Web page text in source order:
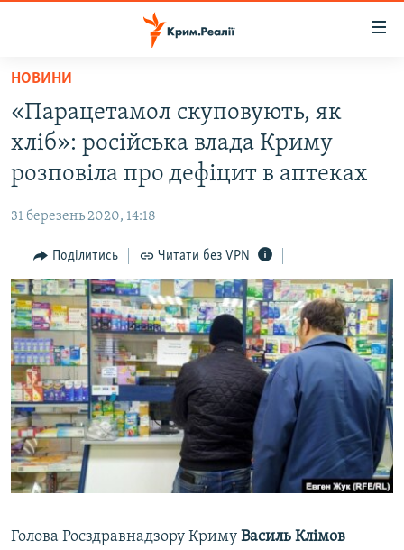
Перейти
основного
матеріалу
до
основної
навігації
Перейти
до
пошуку
ВОДА.КРИМ
ВІДЕО ТА ФОТО
БЛОГИ
ПОГЛЯД
ІНТЕРВ'Ю
ВСЕ ЗА ДЕНЬ
СПЕЦПРОЕКТИ
ДЕПОРТАЦІЯ
ВІДЕОУРОКИ «ELIFBE»
СВІДЧЕННЯ ОКУПАЦІЇ
УКРАЇНСЬКА ПРОБЛЕМА КРИМУ
ЯК ОБІЙТИ БЛОКУВАННЯ
Русский
Qırımtatar
НОВИНИ
«Парацетамол скуповують, як
хліб»: російська влада Криму
розповіла про дефіцит в аптеках
31 березень 2020, 14:18
Поділитись Читати без VPN
Голова Росздравнадзору Криму Василь Клімов